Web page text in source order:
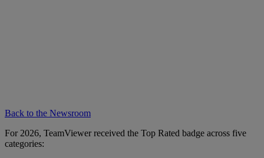
Back to the Newsroom
For 2026, TeamViewer received the Top Rated badge across five
categories: